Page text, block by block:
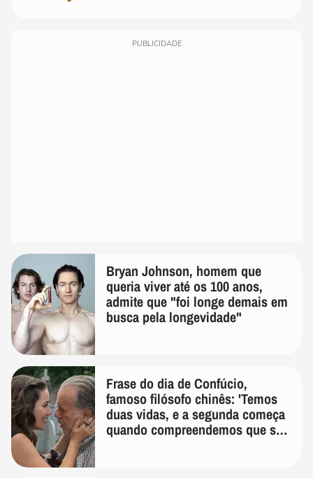
PUBLICIDADE
Bryan Johnson, homem que
queria viver até os 100 anos,
admite que "foi longe demais em
busca pela longevidade"
Frase do dia de Confúcio,
famoso filósofo chinês: 'Temos
duas vidas, e a segunda começa
quando compreendemos que só